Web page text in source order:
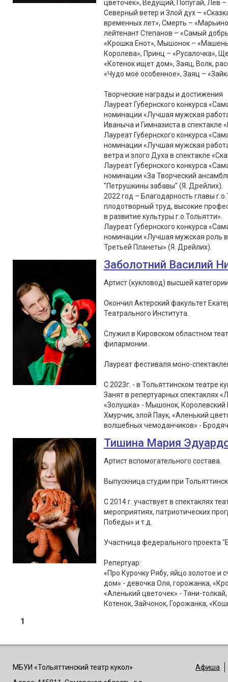
цветочек», Ведущий, Попугай, Лев
Северный ветер и Злой дух –
временных лет», Смерть –
лейтенант Степанов – «Самый
«Крошка Енот», Мышонок –
Королева», Принц – «Русалочка»,
«Котенок ищет дом», Заяц, Волк,
«Чудо моё особенное», Заяц –
Творческие награды и достижения
Лауреат Губернского конкурса
номинации «Лучшая мужская
Иваныча и Гимназиста в спектакле
Лауреат Губернского конкурса
номинации «Лучшая мужская
ветра и злого Духа в спектакле
Лауреат Губернского конкурса
номинации «За Творческий
"Петрушкины забавы" (Я. Дрейлих).
2022 год – Благодарность главы
плодотворный труд, высокие
в развитие культуры г.о.Тольятти».
Лауреат Губернского конкурса
номинации «Лучшая мужская роль в
Третьей Планеты» (Я. Дрейлих).
Заболотний Василий
Артист (кукловод) высшей
Окончил Актерский факультет
Театрального Института.
Служил в Кировском областном
филармонии.
Лауреат фестиваля моно-
С 2023г. - в Тольяттинском театре
Занят в репертуарных спектаклях
«Золушка» - Мышонок,
Хмурчик, злой Паук, «Аленький
волшебных чемоданчиков» -
Тишина Мария
Артист вспомогательного состава.
Выпускница студии при
С 2014 г. участвует в спектаклях
мероприятиях, патриотических
Победы» и т.д.
Участница федерального проекта
Репертуар:
«Про Курочку Рябу, яйцо золотое и
дом» - девочка Оля, горожанка,
«Аленький цветочек» - Тяни-
Котенок, Зайчонок, Горожанка,
1
МБУИ «Тольяттинский театр кукол»
Афиша